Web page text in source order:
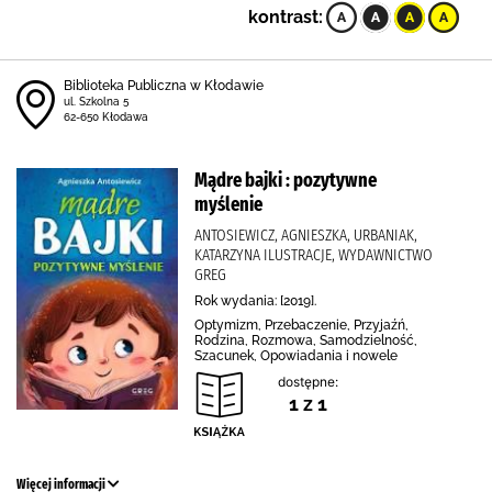
kontrast:
Biblioteka Publiczna w Kłodawie
ul. Szkolna 5
62-650 Kłodawa
Mądre bajki : pozytywne
myślenie
ANTOSIEWICZ, AGNIESZKA, URBANIAK,
KATARZYNA ILUSTRACJE, WYDAWNICTWO
GREG
Rok wydania: [2019].
Optymizm, Przebaczenie, Przyjaźń,
Rodzina, Rozmowa, Samodzielność,
Szacunek, Opowiadania i nowele
dostępne:
1 z 1
Więcej informacji